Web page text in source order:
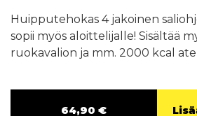
Huipputehokas 4 jakoinen
sopii myös aloittelijalle! Sisältää
ruokavalion ja mm. 2000 kcal
64,90 €